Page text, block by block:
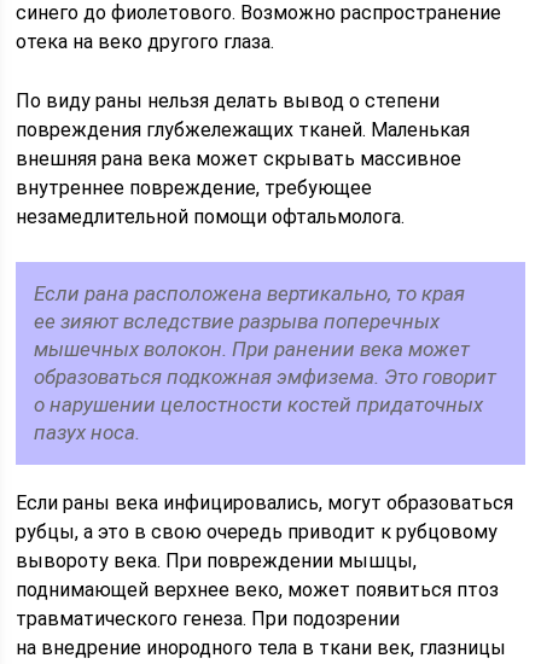
синего до фиолетового. Возможно распространение
отека на веко другого глаза.
По виду раны нельзя делать вывод о степени
повреждения глубжележащих тканей. Маленькая
внешняя рана века может скрывать массивное
внутреннее повреждение, требующее
незамедлительной помощи офтальмолога.
Если рана расположена вертикально, то края
ее зияют вследствие разрыва поперечных
мышечных волокон. При ранении века может
образоваться подкожная эмфизема. Это говорит
о нарушении целостности костей придаточных
пазух носа.
Если раны века инфицировались, могут образоваться
рубцы, а это в свою очередь приводит к рубцовому
вывороту века. При повреждении мышцы,
поднимающей верхнее веко, может появиться птоз
травматического генеза. При подозрении
на внедрение инородного тела в ткани век, глазницы